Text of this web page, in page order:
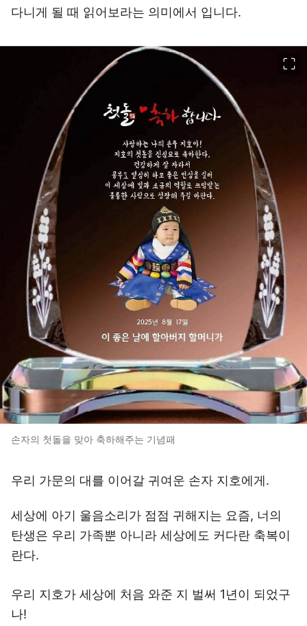
다니게 될 때 읽어보라는 의미에서 입니다.
손자의 첫돌을 맞아 축하해주는 기념패
우리 가문의 대를 이어갈 귀여운 손자 지호에게.
세상에 아기 울음소리가 점점 귀해지는 요즘, 너의
탄생은 우리 가족뿐 아니라 세상에도 커다란 축복이
란다.
우리 지호가 세상에 처음 와준 지 벌써 1년이 되었구
나!